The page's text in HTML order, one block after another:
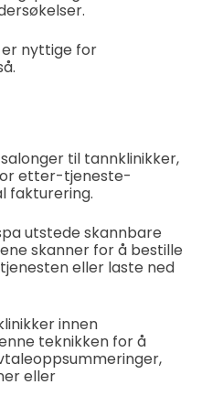
er nyttige for
til tannklinikker,
etter-tjeneste-
fakturering.
utstede skannbare
skanner for å bestille
eller laste ned
innen
teknikken for å
eller